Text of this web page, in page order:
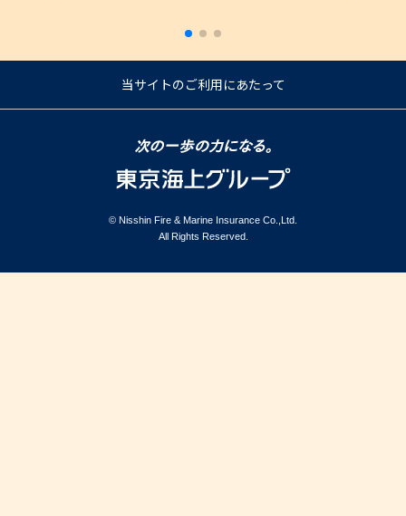
当サイトのご利用にあたって
© Nisshin Fire & Marine Insurance Co.,Ltd.
All Rights Reserved.